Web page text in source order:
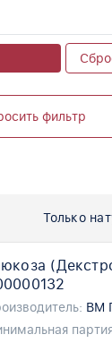
фильтр
Только
ВМ